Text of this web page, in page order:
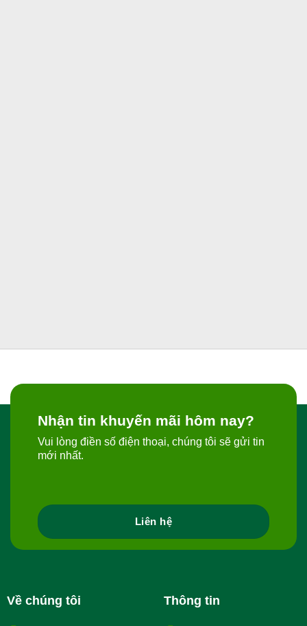
Nhận tin khuyến mãi hôm nay?
Vui lòng điền số điện thoại, chúng tôi sẽ gửi tin
mới nhất.
Liên hệ
Về chúng tôi Thông tin